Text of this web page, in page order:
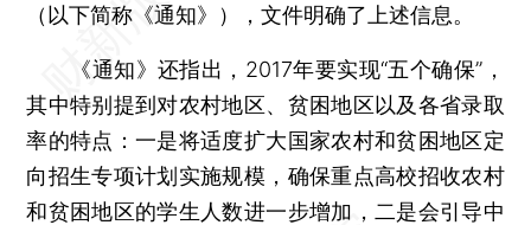
（以下简称《通知》），文件明确了上述信息。
《通知》还指出，2017年要实现“五个确保”，
其中特别提到对农村地区、贫困地区以及各省录取
率的特点：一是将适度扩大国家农村和贫困地区定
向招生专项计划实施规模，确保重点高校招收农村
和贫困地区的学生人数进一步增加，二是会引导中